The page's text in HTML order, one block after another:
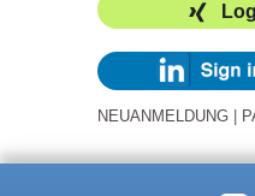
NEUANMELDUNG